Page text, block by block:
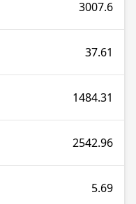
3007.6
37.61
1484.31
2542.96
5.69